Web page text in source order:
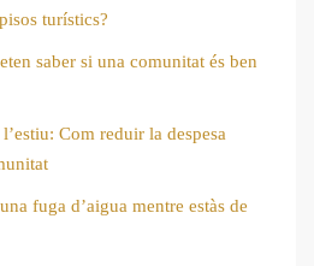
turístics?
saber si una comunitat és ben
Com reduir la despesa
fuga d’aigua mentre estàs de